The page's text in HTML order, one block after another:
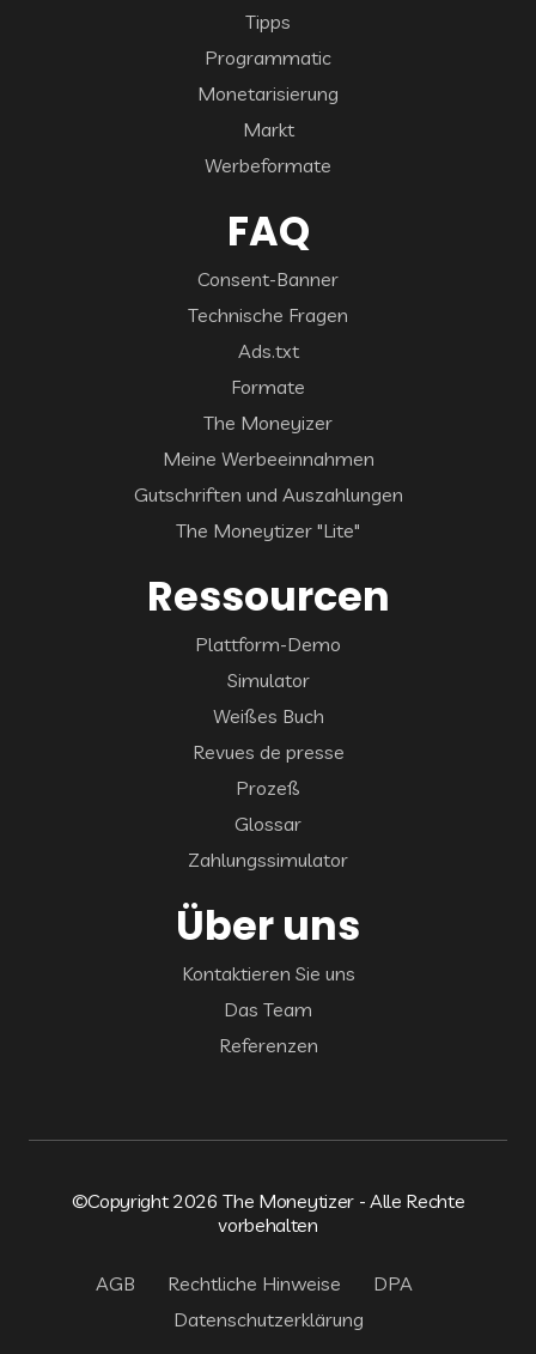
Tipps
Programmatic
Monetarisierung
Markt
Werbeformate
FAQ
Consent-Banner
Technische Fragen
Ads.txt
Formate
The Moneyizer
Meine Werbeeinnahmen
Gutschriften und Auszahlungen
The Moneytizer "Lite"
Ressourcen
Plattform-Demo
Simulator
Weißes Buch
Revues de presse
Prozeß
Glossar
Zahlungssimulator
Über uns
Kontaktieren Sie uns
Das Team
Referenzen
©Copyright 2026 The Moneytizer - Alle Rechte
vorbehalten
AGB Rechtliche Hinweise
DPA
Datenschutzerklärung